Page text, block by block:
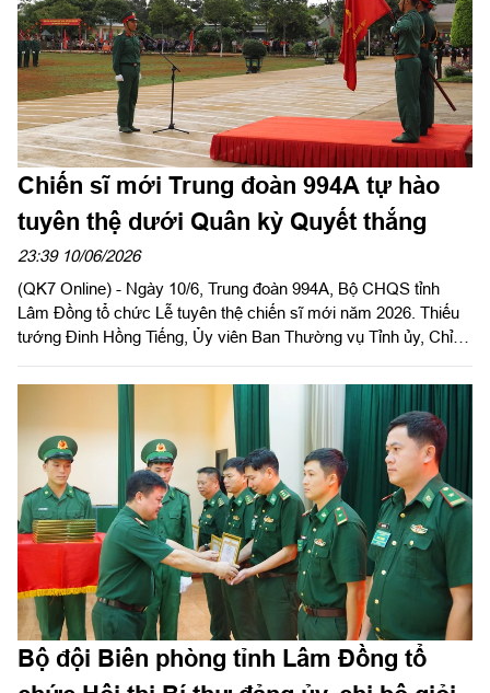
Chiến sĩ mới Trung đoàn 994A tự hào
tuyên thệ dưới Quân kỳ Quyết thắng
23:39 10/06/2026
(QK7 Online) - Ngày 10/6, Trung đoàn 994A, Bộ CHQS tỉnh
Lâm Đồng tổ chức Lễ tuyên thệ chiến sĩ mới năm 2026. Thiếu
tướng Đinh Hồng Tiếng, Ủy viên Ban Thường vụ Tỉnh ủy, Chỉ
Bộ đội Biên phòng tỉnh Lâm Đồng tổ